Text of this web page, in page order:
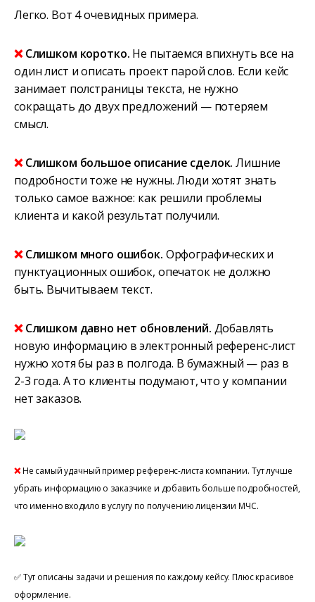
Легко. Вот 4 очевидных примера.
❌Слишком коротко. Не пытаемся впихнуть все на
один лист и описать проект парой слов. Если кейс
занимает полстраницы текста, не нужно
сокращать до двух предложений — потеряем
смысл.
❌Слишком большое описание сделок. Лишние
подробности тоже не нужны. Люди хотят знать
только самое важное: как решили проблемы
клиента и какой результат получили.
❌Слишком много ошибок. Орфографических и
пунктуационных ошибок, опечаток не должно
быть. Вычитываем текст.
❌Слишком давно нет обновлений. Добавлять
новую информацию в электронный референс-лист
нужно хотя бы раз в полгода. В бумажный — раз в
2-3 года. А то клиенты подумают, что у компании
нет заказов.
❌Не самый удачный пример референс-листа компании. Тут лучше
убрать информацию о заказчике и добавить больше подробностей,
что именно входило в услугу по получению лицензии МЧС.
✅ Тут описаны задачи и решения по каждому кейсу. Плюс красивое
оформление.